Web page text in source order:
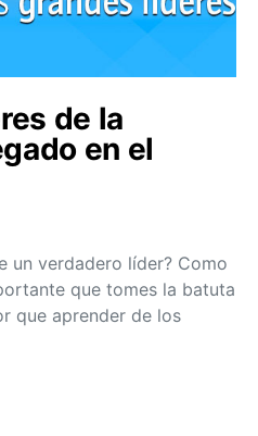
de la
en el
un verdadero líder? Como
que tomes la batuta
que aprender de los